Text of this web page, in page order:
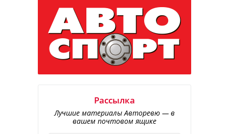
Рассылка
Лучшие материалы Авторевю — в
вашем почтовом ящике